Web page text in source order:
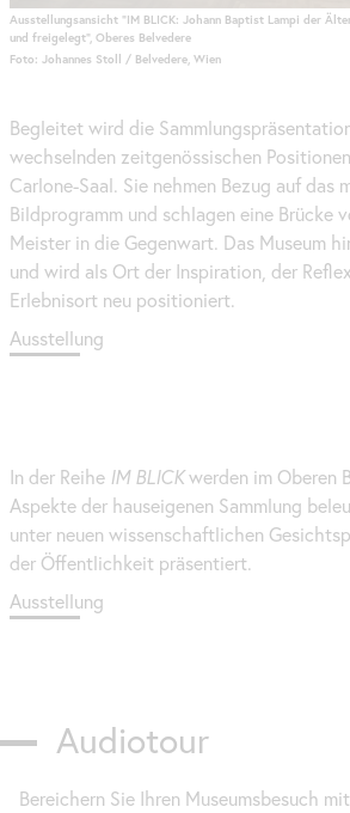
Ausstellungsansicht "IM BLICK: Johann Baptist Lampi der
und freigelegt", Oberes Belvedere
Foto: Johannes Stoll / Belvedere, Wien
Begleitet wird die
wechselnden zeitgenössischen
Carlone-Saal. Sie nehmen Bezug auf das
Bildprogramm und schlagen eine Brücke
Meister in die Gegenwart. Das Museum
und wird als Ort der Inspiration, der
Erlebnisort neu positioniert.
Ausstellung
In der Reihe IM BLICKwerden im Oberen
Aspekte der hauseigenen Sammlung
unter neuen wissenschaftlichen
der Öffentlichkeit präsentiert.
Ausstellung
Audiotour
Bereichern Sie Ihren Museumsbesuch